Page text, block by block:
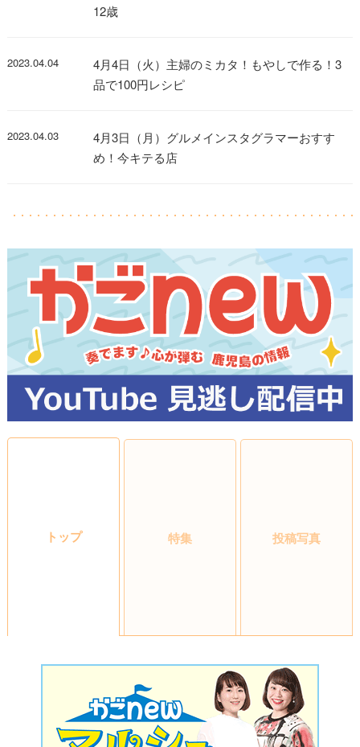
12歳
2023.04.04
4月4日（火）主婦のミカタ！もやしで作る！3
品で100円レシピ
2023.04.03
4月3日（月）グルメインスタグラマーおすす
め！今キテる店
トップ 特集 投稿写真